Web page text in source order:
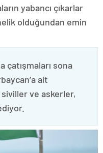
yabancı çıkarlar
olduğundan emin
çatışmaları sona
ait
ve askerler,